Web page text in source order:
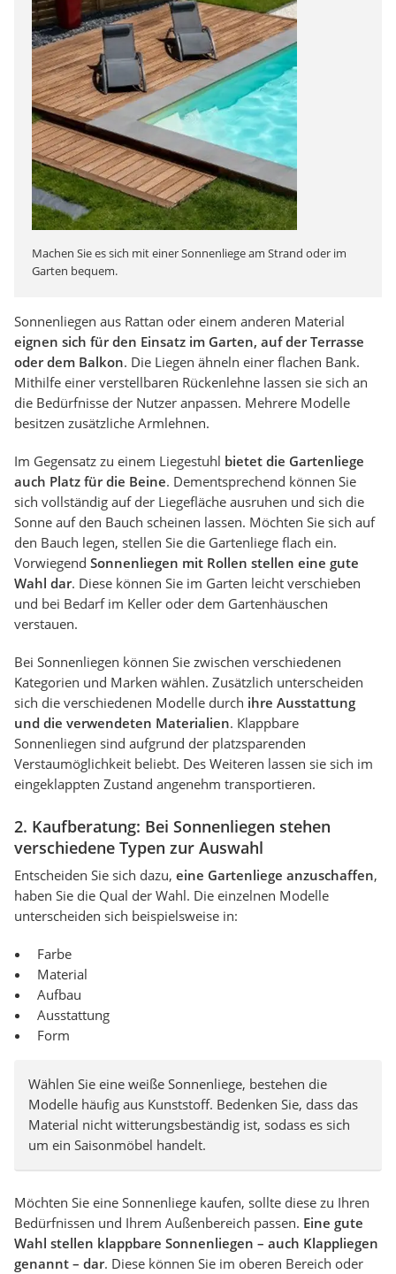
Machen Sie es sich mit einer Sonnenliege am Strand oder im
Garten bequem.
Sonnenliegen aus Rattan oder einem anderen Material
eignen sich für den Einsatz im Garten, auf der Terrasse
oder dem Balkon. Die Liegen ähneln einer flachen Bank.
Mithilfe einer verstellbaren Rückenlehne lassen sie sich an
die Bedürfnisse der Nutzer anpassen. Mehrere Modelle
besitzen zusätzliche Armlehnen.
Im Gegensatz zu einem Liegestuhl bietet die Gartenliege
auch Platz für die Beine. Dementsprechend können Sie
sich vollständig auf der Liegefläche ausruhen und sich die
Sonne auf den Bauch scheinen lassen. Möchten Sie sich auf
den Bauch legen, stellen Sie die Gartenliege flach ein.
Vorwiegend Sonnenliegen mit Rollen stellen eine gute
Wahl dar. Diese können Sie im Garten leicht verschieben
und bei Bedarf im Keller oder dem Gartenhäuschen
verstauen.
Bei Sonnenliegen können Sie zwischen verschiedenen
Kategorien und Marken wählen. Zusätzlich unterscheiden
sich die verschiedenen Modelle durch ihre Ausstattung
und die verwendeten Materialien. Klappbare
Sonnenliegen sind aufgrund der platzsparenden
Verstaumöglichkeit beliebt. Des Weiteren lassen sie sich im
eingeklappten Zustand angenehm transportieren.
2. Kaufberatung: Bei Sonnenliegen stehen
verschiedene Typen zur Auswahl
Entscheiden Sie sich dazu, eine Gartenliege anzuschaffen,
haben Sie die Qual der Wahl. Die einzelnen Modelle
unterscheiden sich beispielsweise in:
Farbe
Material
Aufbau
Ausstattung
Form
Wählen Sie eine weiße Sonnenliege, bestehen die
Modelle häufig aus Kunststoff. Bedenken Sie, dass das
Material nicht witterungsbeständig ist, sodass es sich
um ein Saisonmöbel handelt.
Möchten Sie eine Sonnenliege kaufen, sollte diese zu Ihren
Bedürfnissen und Ihrem Außenbereich passen. Eine gute
Wahl stellen klappbare Sonnenliegen – auch Klappliegen
genannt – dar. Diese können Sie im oberen Bereich oder